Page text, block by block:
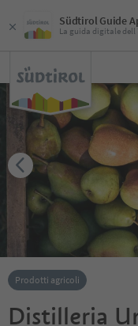
Südtirol Guide
La guida digitale
Prodotti agricoli
Distilleria